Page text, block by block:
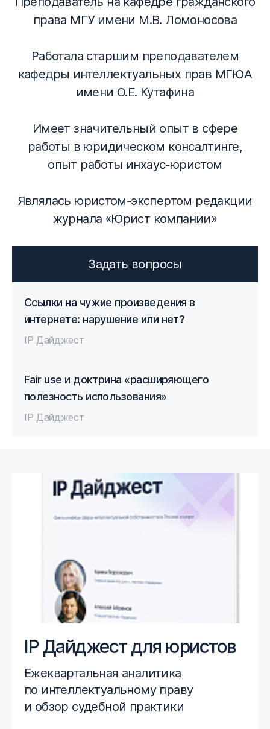
права МГУ имени М.В. Ломоносова
Работала старшим преподавателем
кафедры интеллектуальных прав МГЮА
имени О.Е. Кутафина
Имеет значительный опыт в сфере
работы в юридическом консалтинге,
опыт работы инхаус-юристом
Являлась юристом-экспертом редакции
журнала «Юрист компании»
Задать вопросы
IP Дайджест
Ссылки на чужие произведения в
интернете: нарушение или нет?
IP Дайджест
Fair use и доктрина «расширяющего
полезность использования»
IP Дайджест для юристов
Ежеквартальная аналитика
по интеллектуальному праву
и обзор судебной практики